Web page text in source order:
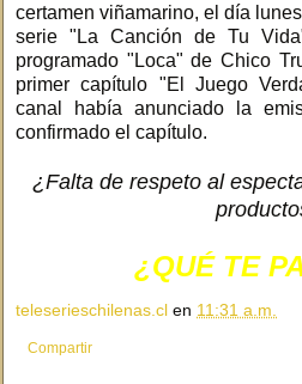
certamen viñamarino, el día lunes
serie "La Canción de Tu
programado "Loca" de Chico
primer capítulo "El Juego
canal había anunciado la
confirmado el capítulo.
¿Falta de respeto al
¿QUÉ TE
teleserieschilenas.cl en 11:31 a.m.
Compartir